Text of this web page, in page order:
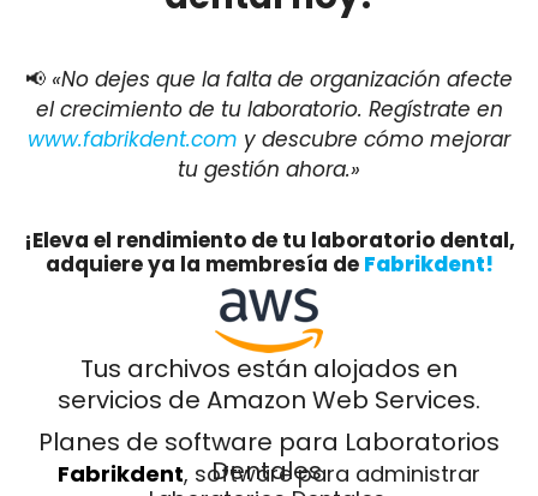
📢 «No dejes que la falta de organización afecte
el crecimiento de tu laboratorio. Regístrate en
www.fabrikdent.com y descubre cómo mejorar
tu gestión ahora.»
¡Eleva el rendimiento de tu laboratorio dental,
adquiere ya la membresía de Fabrikdent!
Tus archivos están alojados en
servicios de Amazon Web Services.
Planes de software para Laboratorios
Dentales.
Fabrikdent, software para administrar